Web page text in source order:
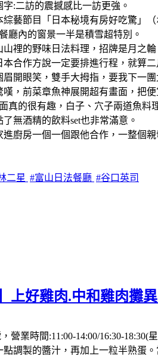
:二訪的震撼感比一訪更強。
藝節目「日本秘境有房好吃驚」
廳內的窗景一半是積雪超特別。
𥚃的野味日法料理，招牌是月
合作方說一定要排進行程，就算
開眼笑，雙手大拇指，要我下一
，前菜章魚神展開超有畫面，
真的很有趣，白子、穴子兩道魚
無酒精的飲料set也非常滿意。
廚房一個一個跟他合作，一整個
二星 #富山日法餐廳 #谷口英司
上好雞肉.中和雞肉攤
營業時間:11:00-14:00/16:30-
調製的醬汁，再加上一粒半熟蛋